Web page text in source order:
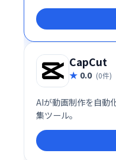
CapCut
0.0 (0件)
AIが動画制作を自動
集ツール。